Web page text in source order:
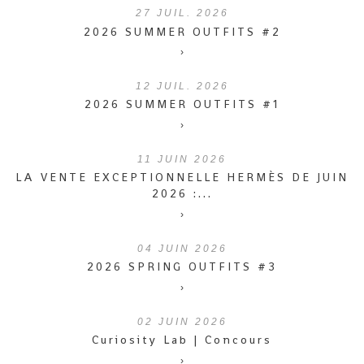
27 JUIL. 2026
2026 SUMMER OUTFITS #2
›
12 JUIL. 2026
2026 SUMMER OUTFITS #1
›
11 JUIN 2026
LA VENTE EXCEPTIONNELLE HERMÈS DE JUIN
2026 :...
›
04 JUIN 2026
2026 SPRING OUTFITS #3
›
02 JUIN 2026
Curiosity Lab | Concours
›